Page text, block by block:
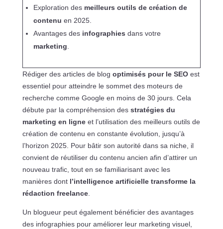
Exploration des meilleurs outils de création de
contenu en 2025.
Avantages des infographies dans votre
marketing
Rédiger des articles de blog optimisés pour le SEOest
essentiel pour atteindre le sommet des moteurs de
recherche comme Google en moins de 30 jours. Cela
débute par la compréhension des stratégies du
marketing en ligneet l’utilisation des meilleurs outils de
création de contenu en constante évolution, jusqu’à
l’horizon 2025. Pour bâtir son autorité dans sa niche, il
convient de réutiliser du contenu ancien afin d’attirer un
nouveau trafic, tout en se familiarisant avec les
manières dont l’intelligence artificielle transforme la
rédaction freelance.
Un blogueur peut également bénéficier des avantages
des infographies pour améliorer leur marketing visuel,